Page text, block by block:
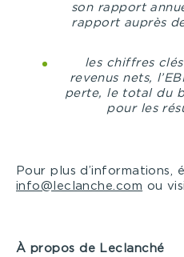
son rapport
rapport auprès
les chiffres
revenus nets,
perte, le total du
pour les
Pour plus d’informations,
info@leclanche.com ou
À propos de Leclanché